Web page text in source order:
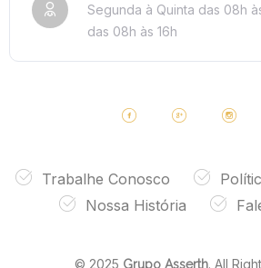
Segunda à Quinta das 08h
das 08h às 16h
Trabalhe Conosco
Nossa História
© 2025 Grupo Asserth. All